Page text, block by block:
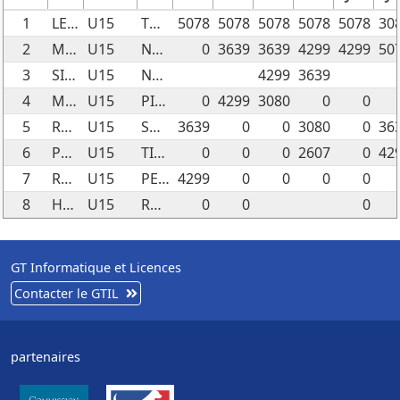
1
LECLERCQ BENJAMIN U15 TONIC BLACK 5078 5078 5078 5078 5078
2
MAITRE AINHOA U15 NUTS ABOUT YOU 0 3639 3639 4299 4299
3
SIMON TIMEO U15 NEO 4299 3639
4
MAITRE AINHOA U15 PIOU MY LUCKY CHARM 0 4299 3080 0
0
5
ROBERT ELYSEA U15 SHOWTIME PRICELESS 3639 0 0 3080 0
6
PROMPT PEYREFORT ALICE U15 TILH BUGEL-NOZ 0 0 0 2607 0
7
ROBERT ELYSEA U15 PEPPER DIT PIKA-PIKA 4299 0 0 0
0
8
HORRACH COLINE U15 RAINBOW STAR 0 0 0
GT Informatique et Licences
Contacter le GTIL
partenaires